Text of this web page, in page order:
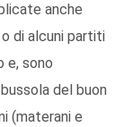
anche
di alcuni partiti
e, sono
del buon
(materani e